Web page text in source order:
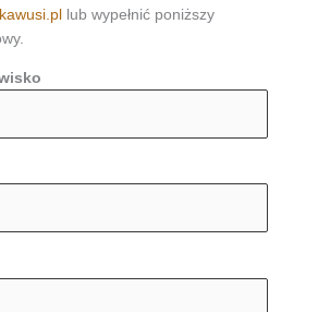
lub wypełnić poniższy